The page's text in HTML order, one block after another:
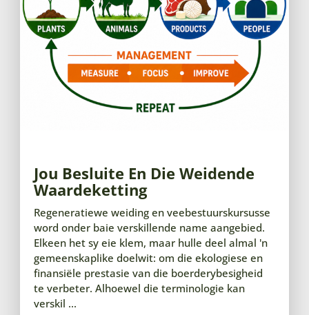
Jou Besluite En Die Weidende
Waardeketting
Regeneratiewe weiding en veebestuurskursusse
word onder baie verskillende name aangebied.
Elkeen het sy eie klem, maar hulle deel almal 'n
gemeenskaplike doelwit: om die ekologiese en
finansiële prestasie van die boerderybesigheid
te verbeter. Alhoewel die terminologie kan
verskil ...